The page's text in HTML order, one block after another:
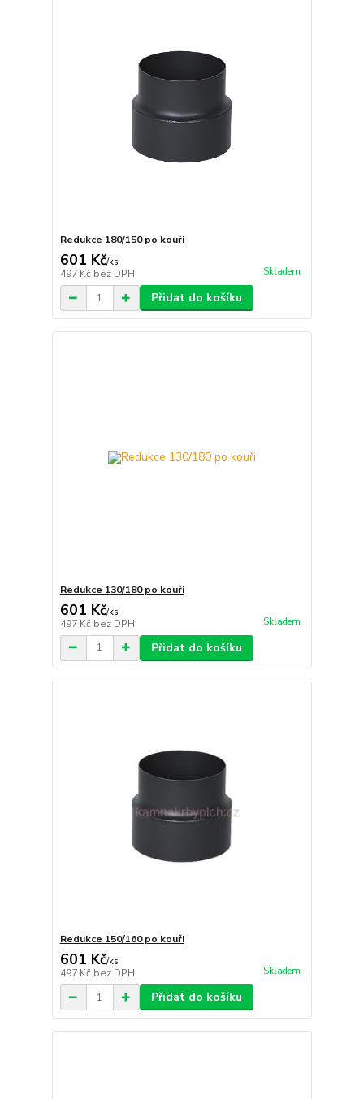
Redukce 180/150 po kouři
601 Kč/ks
497 Kč bez DPH Skladem
Přidat do košíku
Redukce 130/180 po kouři
601 Kč/ks
497 Kč bez DPH Skladem
Přidat do košíku
Redukce 150/160 po kouři
601 Kč/ks
497 Kč bez DPH Skladem
Přidat do košíku